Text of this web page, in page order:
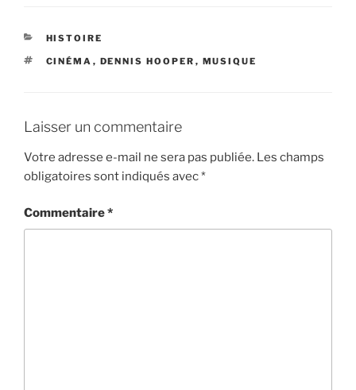
CATÉGORIES
HISTOIRE
ÉTIQUETTES
CINÉMA , DENNIS HOOPER , MUSIQUE
Laisser un commentaire
Votre adresse e-mail ne sera pas publiée. Les champs
obligatoires sont indiqués avec*
Commentaire*